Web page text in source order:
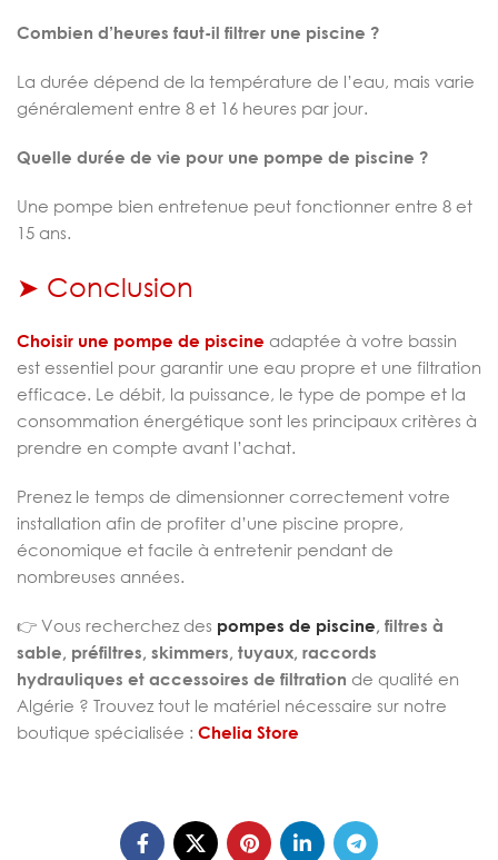
Combien d’heures faut-il filtrer une piscine ?
La durée dépend de la température de l’eau, mais varie
généralement entre 8 et 16 heures par jour.
Quelle durée de vie pour une pompe de piscine ?
Une pompe bien entretenue peut fonctionner entre 8 et
15 ans.
➤ Conclusion
Choisir une pompe de piscine adaptée à votre bassin
est essentiel pour garantir une eau propre et une filtration
efficace. Le débit, la puissance, le type de pompe et la
consommation énergétique sont les principaux critères à
prendre en compte avant l’achat.
Prenez le temps de dimensionner correctement votre
installation afin de profiter d’une piscine propre,
économique et facile à entretenir pendant de
nombreuses années.
👉 Vous recherchez des pompes de piscine, filtres à
sable, préfiltres, skimmers, tuyaux, raccords
hydrauliques et accessoires de filtration de qualité en
Algérie ? Trouvez tout le matériel nécessaire sur notre
boutique spécialisée : Chelia Store